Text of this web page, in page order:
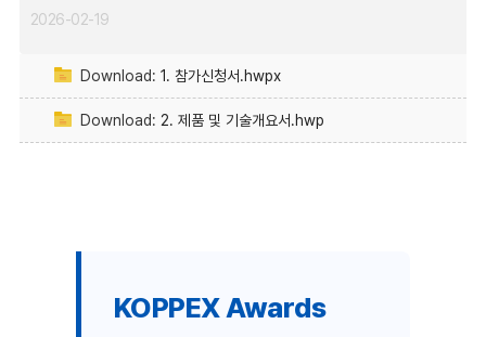
2026-02-19
Download: 1. 참가신청서.hwpx
Download: 2. 제품 및 기술개요서.hwp
KOPPEX Awards